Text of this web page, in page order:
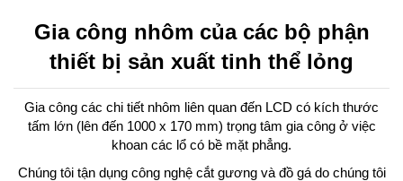
Gia công nhôm của các bộ phận
thiết bị sản xuất tinh thể lỏng
Gia công các chi tiết nhôm liên quan đến LCD có kích thước
tấm lớn (lên đến 1000 x 170 mm) trọng tâm gia công ở việc
khoan các lổ có bề mặt phẳng.
Chúng tôi tận dụng công nghệ cắt gương và đồ gá do chúng tôi